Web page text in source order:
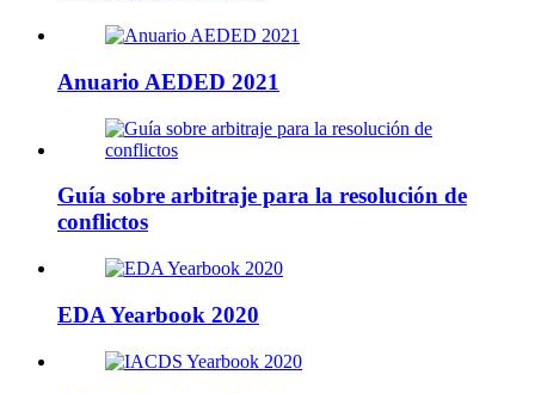
Anuario AEDED 2021
Guía sobre arbitraje para la resolución de
conflictos
EDA Yearbook 2020